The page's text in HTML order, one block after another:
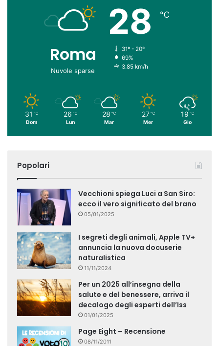
Roma
Nuvole sparse
28 ℃
31º - 20º
69%
3.85 km/h
31 ℃
Dom
26 ℃
Lun
28 ℃
Mar
27 ℃
Mer
19 ℃
Gio
Popolari
Vecchioni spiega Luci a San Siro:
ecco il vero significato del brano
05/01/2025
I segreti degli animali, Apple TV+
annuncia la nuova docuserie
naturalistica
11/11/2024
Per un 2025 all’insegna della
salute e del benessere, arriva il
decalogo degli esperti dell’Iss
01/01/2025
Page Eight – Recensione
08/11/2011